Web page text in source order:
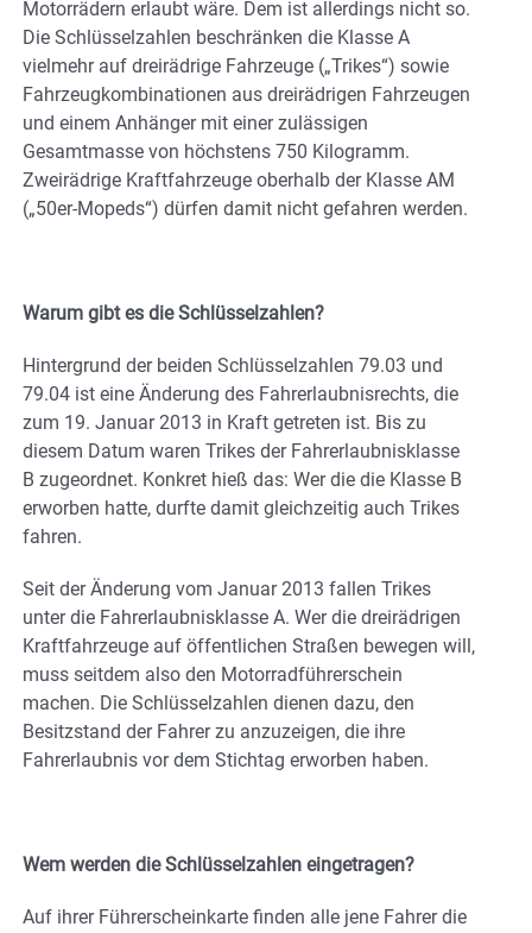
Motorrädern erlaubt wäre. Dem ist allerdings nicht so.
Die Schlüsselzahlen beschränken die Klasse A
vielmehr auf dreirädrige Fahrzeuge („Trikes“) sowie
Fahrzeugkombinationen aus dreirädrigen Fahrzeugen
und einem Anhänger mit einer zulässigen
Gesamtmasse von höchstens 750 Kilogramm.
Zweirädrige Kraftfahrzeuge oberhalb der Klasse AM
(„50er-Mopeds“) dürfen damit nicht gefahren werden.
Warum gibt es die Schlüsselzahlen?
Hintergrund der beiden Schlüsselzahlen 79.03 und
79.04 ist eine Änderung des Fahrerlaubnisrechts, die
zum 19. Januar 2013 in Kraft getreten ist. Bis zu
diesem Datum waren Trikes der Fahrerlaubnisklasse
B zugeordnet. Konkret hieß das: Wer die die Klasse B
erworben hatte, durfte damit gleichzeitig auch Trikes
fahren.
Seit der Änderung vom Januar 2013 fallen Trikes
unter die Fahrerlaubnisklasse A. Wer die dreirädrigen
Kraftfahrzeuge auf öffentlichen Straßen bewegen will,
muss seitdem also den Motorradführerschein
machen. Die Schlüsselzahlen dienen dazu, den
Besitzstand der Fahrer zu anzuzeigen, die ihre
Fahrerlaubnis vor dem Stichtag erworben haben.
Wem werden die Schlüsselzahlen eingetragen?
Auf ihrer Führerscheinkarte finden alle jene Fahrer die